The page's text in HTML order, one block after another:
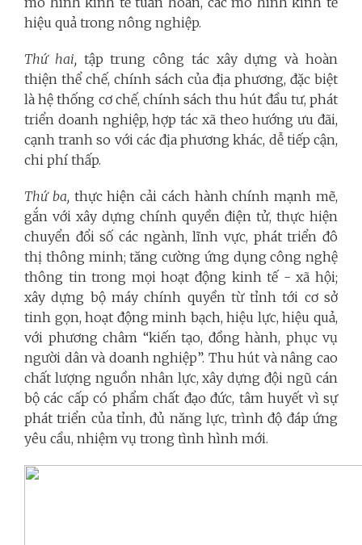
hiệu quả trong nông nghiệp.
Thứ hai, tập trung công tác xây dựng và hoàn
thiện thể chế, chính sách của địa phương, đặc biệt
là hệ thống cơ chế, chính sách thu hút đầu tư, phát
triển doanh nghiệp, hợp tác xã theo hướng ưu đãi,
cạnh tranh so với các địa phương khác, dễ tiếp cận,
chi phí thấp.
Thứ ba, thực hiện cải cách hành chính mạnh mẽ,
gắn với xây dựng chính quyền điện tử, thực hiện
chuyển đổi số các ngành, lĩnh vực, phát triển đô
thị thông minh; tăng cường ứng dụng công nghệ
thông tin trong mọi hoạt động kinh tế - xã hội;
xây dựng bộ máy chính quyền từ tỉnh tới cơ sở
tinh gọn, hoạt động minh bạch, hiệu lực, hiệu quả,
với phương châm “kiến tạo, đồng hành, phục vụ
người dân và doanh nghiệp”. Thu hút và nâng cao
chất lượng nguồn nhân lực, xây dựng đội ngũ cán
bộ các cấp có phẩm chất đạo đức, tâm huyết vì sự
phát triển của tỉnh, đủ năng lực, trình độ đáp ứng
yêu cầu, nhiệm vụ trong tình hình mới.